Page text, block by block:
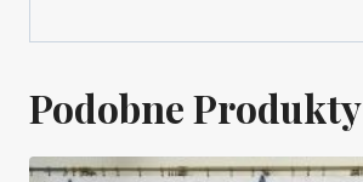
Podobne Produkty